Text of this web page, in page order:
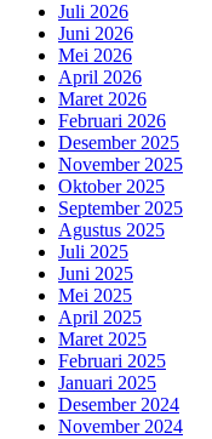
Juli 2026
Juni 2026
Mei 2026
April 2026
Maret 2026
Februari 2026
Desember 2025
November 2025
Oktober 2025
September 2025
Agustus 2025
Juli 2025
Juni 2025
Mei 2025
April 2025
Maret 2025
Februari 2025
Januari 2025
Desember 2024
November 2024